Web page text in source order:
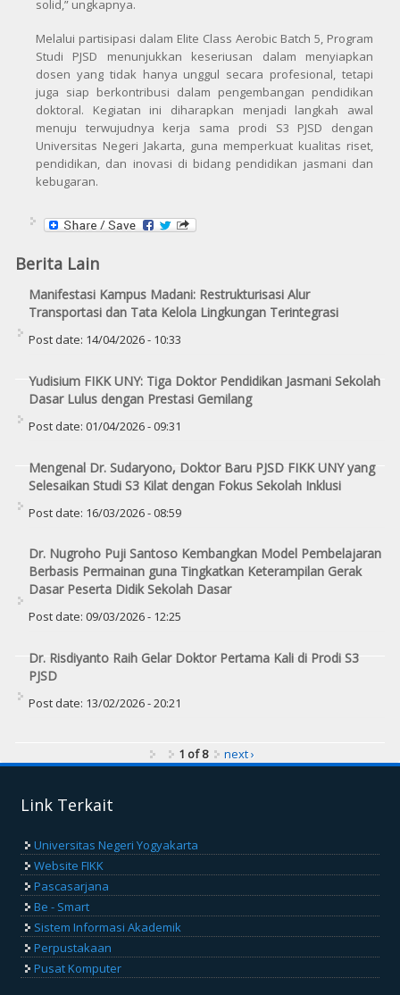
solid,” ungkapnya.
Melalui partisipasi dalam Elite Class Aerobic Batch 5, Program
Studi PJSD menunjukkan keseriusan dalam menyiapkan
dosen yang tidak hanya unggul secara profesional, tetapi
juga siap berkontribusi dalam pengembangan pendidikan
doktoral. Kegiatan ini diharapkan menjadi langkah awal
menuju terwujudnya kerja sama prodi S3 PJSD dengan
Universitas Negeri Jakarta, guna memperkuat kualitas riset,
pendidikan, dan inovasi di bidang pendidikan jasmani dan
kebugaran.
Berita Lain
Manifestasi Kampus Madani: Restrukturisasi Alur
Transportasi dan Tata Kelola Lingkungan Terintegrasi
Post date: 14/04/2026 - 10:33
Yudisium FIKK UNY: Tiga Doktor Pendidikan Jasmani Sekolah
Dasar Lulus dengan Prestasi Gemilang
Post date: 01/04/2026 - 09:31
Mengenal Dr. Sudaryono, Doktor Baru PJSD FIKK UNY yang
Selesaikan Studi S3 Kilat dengan Fokus Sekolah Inklusi
Post date: 16/03/2026 - 08:59
Dr. Nugroho Puji Santoso Kembangkan Model Pembelajaran
Berbasis Permainan guna Tingkatkan Keterampilan Gerak
Dasar Peserta Didik Sekolah Dasar
Post date: 09/03/2026 - 12:25
Dr. Risdiyanto Raih Gelar Doktor Pertama Kali di Prodi S3
PJSD
Post date: 13/02/2026 - 20:21
1 of 8 next ›
Link Terkait
Universitas Negeri Yogyakarta
Website FIKK
Pascasarjana
Be - Smart
Sistem Informasi Akademik
Perpustakaan
Pusat Komputer